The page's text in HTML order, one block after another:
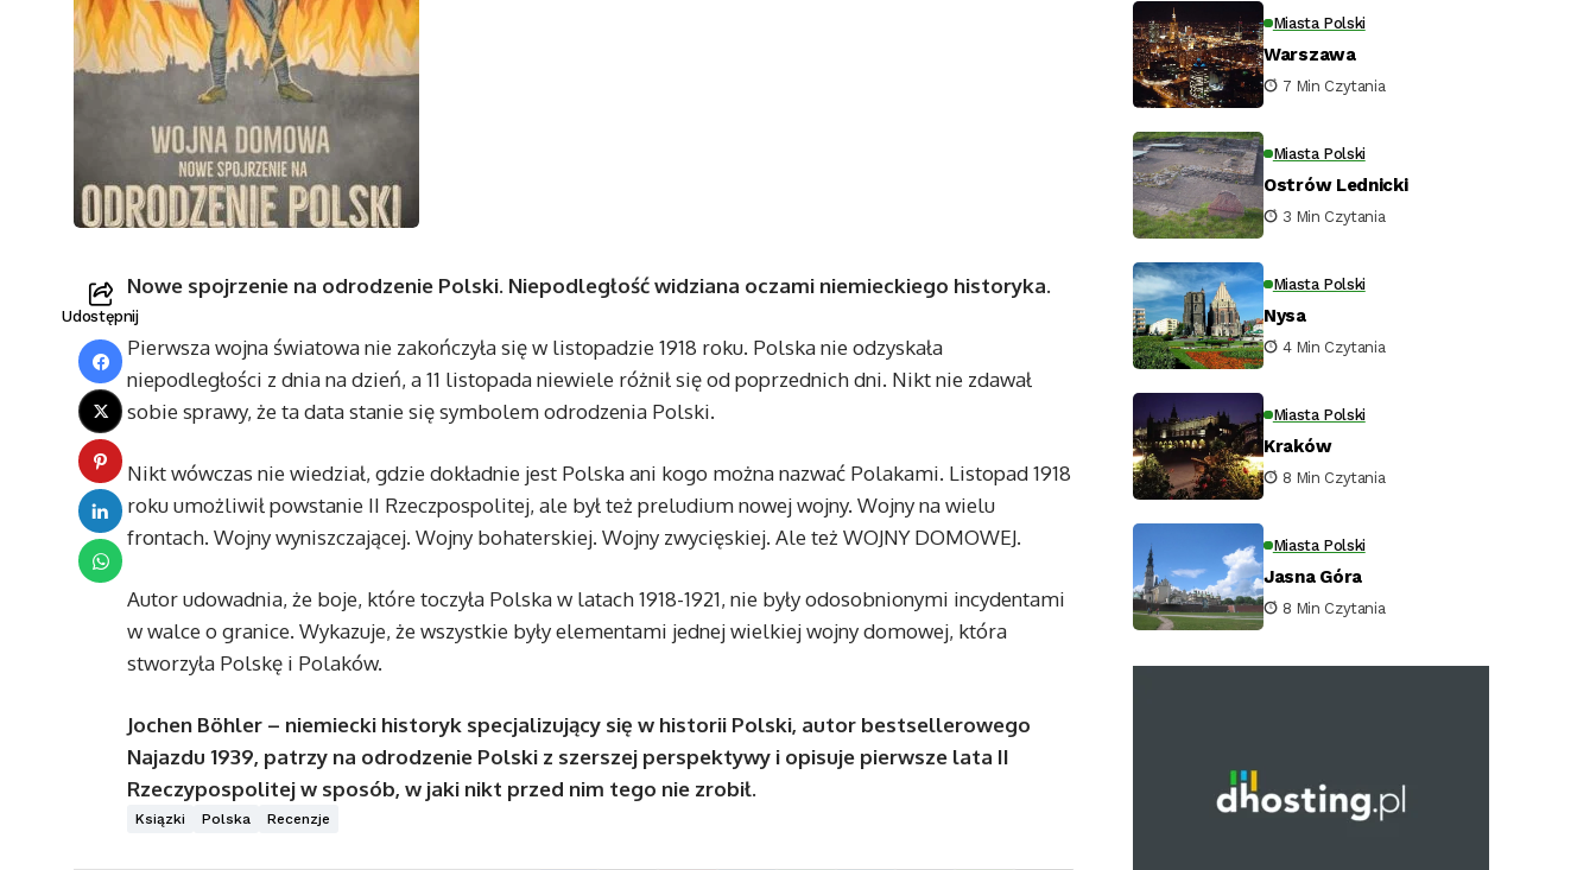
Udostępnij
Nowe spojrzenie na odrodzenie Polski. Niepodległość widziana oczami niemieckiego historyka.
Pierwsza wojna światowa nie zakończyła się w listopadzie 1918 roku. Polska nie odzyskała
niepodległości z dnia na dzień, a 11 listopada niewiele różnił się od poprzednich dni. Nikt nie zdawał
sobie sprawy, że ta data stanie się symbolem odrodzenia Polski.
Nikt wówczas nie wiedział, gdzie dokładnie jest Polska ani kogo można nazwać Polakami. Listopad 1918
roku umożliwił powstanie II Rzeczpospolitej, ale był też preludium nowej wojny. Wojny na wielu
frontach. Wojny wyniszczającej. Wojny bohaterskiej. Wojny zwycięskiej. Ale też WOJNY DOMOWEJ.
Autor udowadnia, że boje, które toczyła Polska w latach 1918-1921, nie były odosobnionymi incydentami
w walce o granice. Wykazuje, że wszystkie były elementami jednej wielkiej wojny domowej, która
stworzyła Polskę i Polaków.
Jochen Böhler – niemiecki historyk specjalizujący się w historii Polski, autor bestsellerowego
Najazdu 1939, patrzy na odrodzenie Polski z szerszej perspektywy i opisuje pierwsze lata II
Rzeczypospolitej w sposób, w jaki nikt przed nim tego nie zrobił.
Ksiązki Polska Recenzje
Miasta Polski
Warszawa
7 Min Czytania
Miasta Polski
Ostrów Lednicki
3 Min Czytania
Miasta Polski
Nysa
4 Min Czytania
Miasta Polski
Kraków
8 Min Czytania
Miasta Polski
Jasna Góra
8 Min Czytania